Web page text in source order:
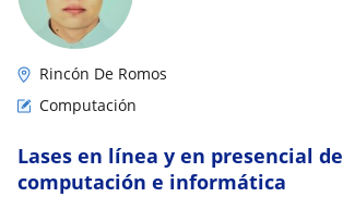
Rincón De Romos
Computación
Lases en línea y en presencial de
computación e informática